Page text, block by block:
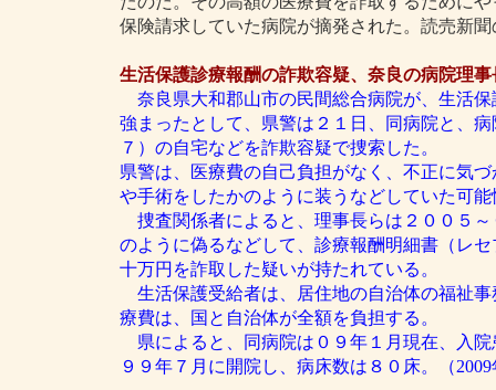
保険請求していた病院が摘発された。読売新
生活保護診療報酬の詐欺容疑、奈良の病院理事
奈良県大和郡山市の民間総合病院が、生活
強まったとして、県警は２１日、同病院と、
７）の自宅などを詐欺容疑で捜索した。
県警は、医療費の自己負担がなく、不正に気
や手術をしたかのように装うなどしていた可
捜査関係者によると、理事長らは２００５
のように偽るなどして、診療報酬明細書（レ
十万円を詐取した疑いが持たれている。
生活保護受給者は、居住地の自治体の福祉
療費は、国と自治体が全額を負担する。
県によると、同病院は０９年１月現在、入
９９年７月に開院し、病床数は８０床。（